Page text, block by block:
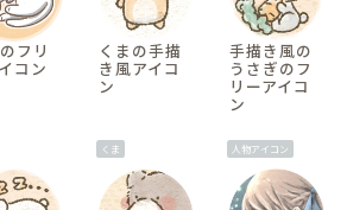
フリ
コン
くまの手描
き風アイコ
ン
手描き風の
うさぎのフ
リーアイコ
ン
くま 人物アイコン